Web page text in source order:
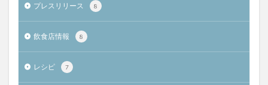
プレスリリース 8
飲食店情報 8
レシピ 7